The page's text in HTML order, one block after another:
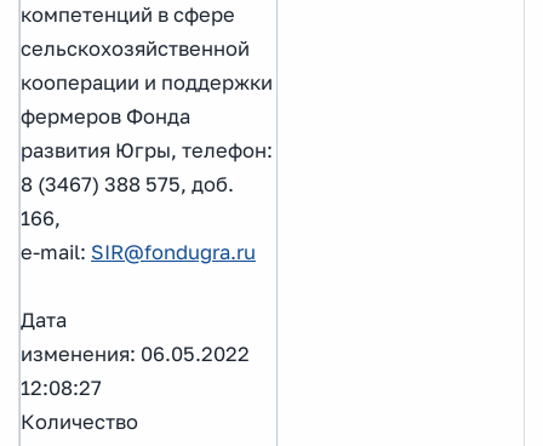
компетенций в сфере
сельскохозяйственной
кооперации и поддержки
фермеров Фонда
развития Югры, телефон:
8 (3467) 388 575, доб.
166,
e-mail: SIR@fondugra.ru
Дата
изменения: 06.05.2022
12:08:27
Количество